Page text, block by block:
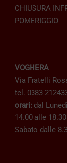
CHIUSURA
POMERIGGIO
VOGHERA
Via Fratelli
tel. 0383
orari: dal
14.00 alle 18.30
Sabato dalle